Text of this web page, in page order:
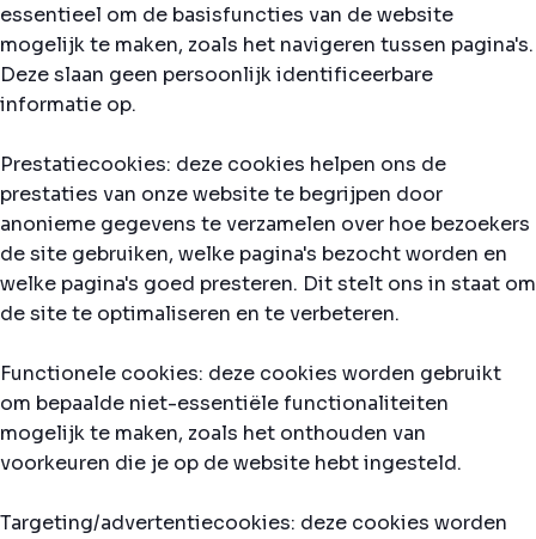
essentieel om de basisfuncties van de website
mogelijk te maken, zoals het navigeren tussen pagina's.
Deze slaan geen persoonlijk identificeerbare
informatie op.
Prestatiecookies: deze cookies helpen ons de
prestaties van onze website te begrijpen door
anonieme gegevens te verzamelen over hoe bezoekers
de site gebruiken, welke pagina's bezocht worden en
welke pagina's goed presteren. Dit stelt ons in staat om
de site te optimaliseren en te verbeteren.
Functionele cookies: deze cookies worden gebruikt
om bepaalde niet-essentiële functionaliteiten
mogelijk te maken, zoals het onthouden van
voorkeuren die je op de website hebt ingesteld.
Targeting/advertentiecookies: deze cookies worden